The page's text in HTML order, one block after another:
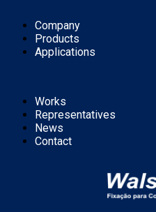
Company
Products
Applications
Works
Representatives
News
Contact